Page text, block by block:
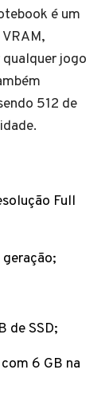
é um
jogo
512 de
Full
de SSD;
6 GB na